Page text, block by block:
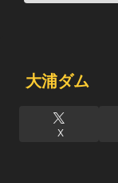
大浦ダム
X